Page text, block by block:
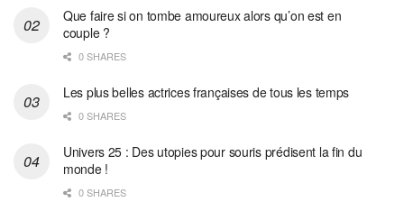
Que faire si on tombe amoureux alors qu’on est en
couple ?
0 SHARES
Les plus belles actrices françaises de tous les temps
0 SHARES
Univers 25 : Des utopies pour souris prédisent la fin du
monde !
0 SHARES